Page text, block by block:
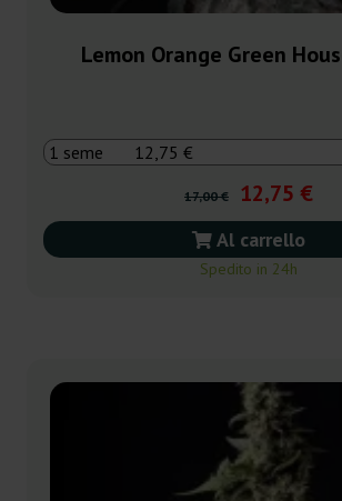
Lemon Orange Green
17,00 € 12,75 €
Al carrello
Spedito in 24h